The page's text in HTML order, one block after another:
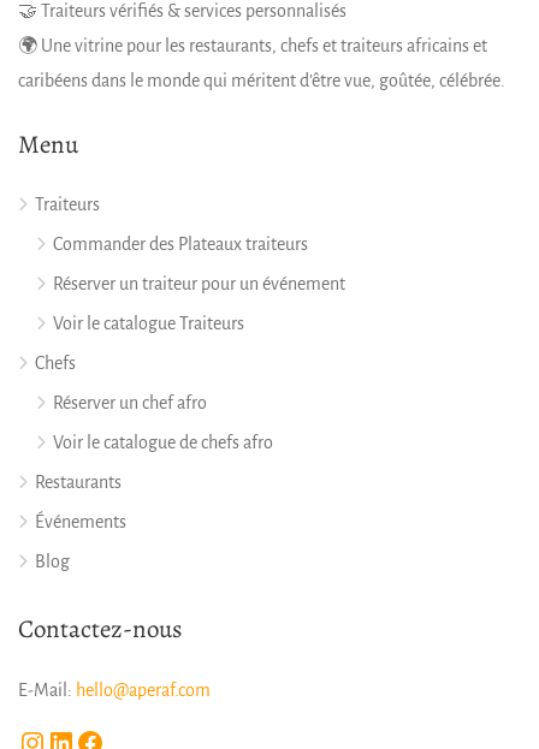
🤝 Traiteurs vérifiés & services personnalisés
🌍 Une vitrine pour les restaurants, chefs et traiteurs africains et
caribéens dans le monde qui méritent d’être vue, goûtée, célébrée.
Menu
Traiteurs
Commander des Plateaux traiteurs
Réserver un traiteur pour un événement
Voir le catalogue Traiteurs
Chefs
Réserver un chef afro
Voir le catalogue de chefs afro
Restaurants
Événements
Blog
Contactez-nous
E-Mail: hello@aperaf.com
Instagram LinkedIn Facebook